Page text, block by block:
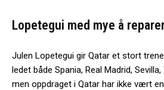
Lopetegui med mye å
Julen Lopetegui gir Qatar et stort
ledet både Spania, Real Madrid,
men oppdraget i Qatar har ikke vært